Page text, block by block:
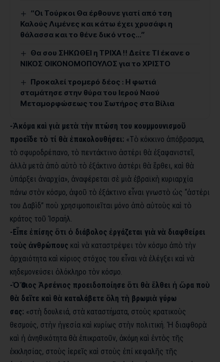
“Οι Τούρκοι Θα έρθουνε γιατί από τση
Καλούς Λιμένες και κάτω έχει χρυσάφι η
θάλασσα και το θένε δικό ντος…”
Θα σου ΣΗΚΩΘΕΙ η ΤΡΙΧΑ !! Δείτε ΤΙ έκανε ο
ΝΙΚΟΣ ΟΙΚΟΝΟΜΟΠΟΥΛΟΣ για το ΧΡΙΣΤΟ
Προκαλεί τρομερό δέος : Η φωτιά
σταμάτησε στην θύρα του Ιερού Ναού
Μεταμορφώσεως του Σωτήρος στα Βίλια
-Ἀκόμα καὶ γιὰ μετὰ τὴν πτώση του κουμμουνισμοῦ
προεῖδε τὸ τί θὰ ἐπακολουθήσει: «Τὸ κόκκινο ἀπόβρασμα,
τὸ σφυροδρέπανο, τὸ πεντάκτινο ἀστέρι θὰ ἐξαφανιστεῖ,
ἀλλὰ μετὰ ἀπὸ αὐτὸ τὸ ἐξάκτινο ἀστέρι θὰ ἔρθει, καὶ θὰ
ὑπάρξει ἀναρχία», ἀναφέρεται σὲ μιὰ ἑβραϊκὴ κυριαρχία
πάνω στὸν κόσμο, ἀφοῦ τὸ ἐξάκτινο εἶναι γνωστὸ ὡς “ἀστέρι
του Δαβὶδ” ποὺ χρησιμοποιεῖται μόνο ἀπὸ αὐτοὺς καὶ τὸ
κράτος τοῦ Ἰσραήλ.
-Εἶπε ἐπίσης ὅτι ὁ διάβολος ἐργάζεται γιὰ νὰ διαφθείρει
τοὺς ἀνθρώπους καὶ νὰ καταστρέψει τὸν κόσμο ἀπὸ τὴν
ἀρχαιότητα καὶ κύριος στόχος του εἶναι νὰ ἐλέγξει καὶ νὰ
κηδεμονεύσει ὁλόκληρο τὸν κόσμο.
-Ὁ Ὅσιος Ἀρσένιος προειδοποίησε ὅτι θὰ ἔλθει ἡ ὥρα ποὺ
θὰ δεῖτε καὶ θὰ καταλάβετε ὅλη τὴ βρωμιὰ γύρω
σας: «στὴ δουλειά, στὰ καταστήματα, στοὺς κρατικοὺς
θεσμούς, στὴν ἡγεσία καὶ κυρίως στὴν πολιτική. Ἡ διαφθορὰ
καὶ ἡ ἀνηθικότητα θὰ ἐπικρατοῦν, ἀκόμη καὶ ἐντὸς τῆς
ἐκκλησίας, στοὺς ἱερεῖς καὶ στοὺς ἐπί κεφαλῆς τῆς